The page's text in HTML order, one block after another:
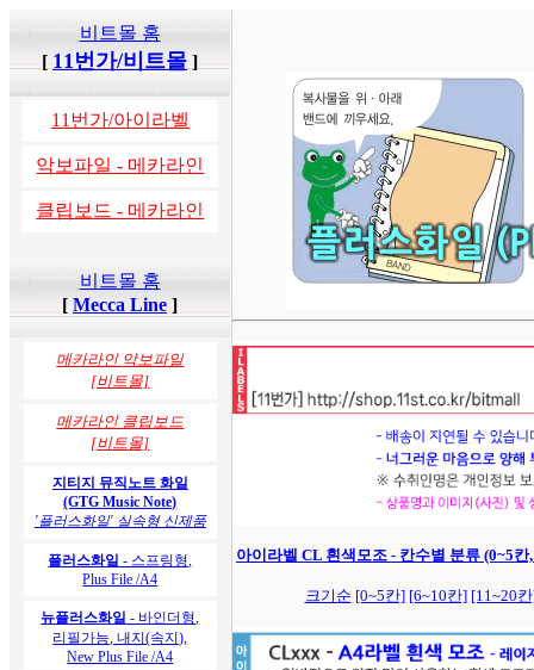
비트몰 홈
[ 11번가/비트몰 ]
11번가/아이라벨
악보파일 - 메카라인
클립보드 - 메카라인
비트몰 홈
[ Mecca Line ]
메카라인 악보파일
[비트몰]
메카라인 클립보드
[비트몰]
지티지 뮤직노트 화일
(GTG Music Note)
'플러스화일' 실속형 신제품
플러스화일 - 스프링형,
Plus File /A4
뉴플러스화일 - 바인더형,
리필가능, 내지(속지),
New Plus File /A4
아이라벨 CL 흰색모조 - 칸수별 분류 (0~5
크기순 [0~5칸] [6~10칸] [11~20